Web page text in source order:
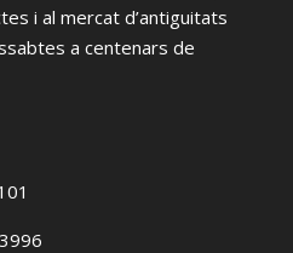
i al mercat d’antiguitats
a centenars de